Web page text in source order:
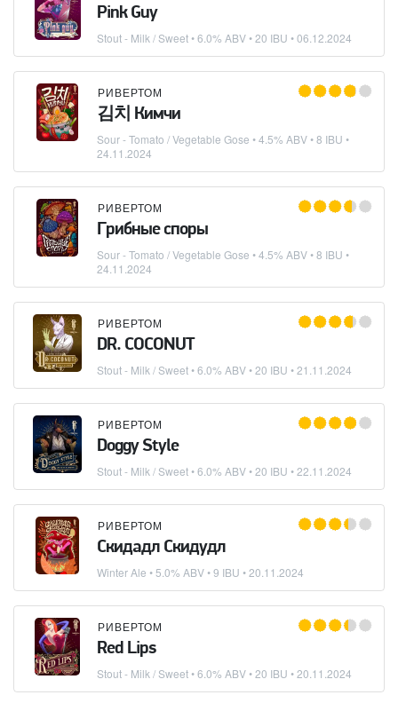
Pink Guy
Stout - Milk / Sweet• 6.0% ABV • 20 IBU •06.12.2024
РИВЕРТОМ
김치 Кимчи
Sour - Tomato / Vegetable Gose • 4.5% ABV • 8 IBU •
24.11.2024
РИВЕРТОМ
Грибные споры
Sour - Tomato / Vegetable Gose • 4.5% ABV • 8 IBU •
24.11.2024
РИВЕРТОМ
DR. COCONUT
Stout - Milk / Sweet• 6.0% ABV • 20 IBU •21.11.2024
РИВЕРТОМ
Doggy Style
Stout - Milk / Sweet• 6.0% ABV • 20 IBU •22.11.2024
РИВЕРТОМ
Скидадл Скидудл
Winter Ale • 5.0% ABV • 9 IBU •20.11.2024
РИВЕРТОМ
Red Lips
Stout - Milk / Sweet• 6.0% ABV • 20 IBU •20.11.2024